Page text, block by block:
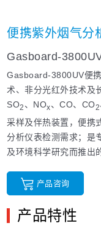
便携紫外烟气分
Gasboard-
Gasboard-3800UV便
术、非分光红外技术及
SO2 、NOx、CO、CO2
采样及伴热装置，便携
分析仪表检测需求；是
及环境科学研究而推
产品咨询
产品特性